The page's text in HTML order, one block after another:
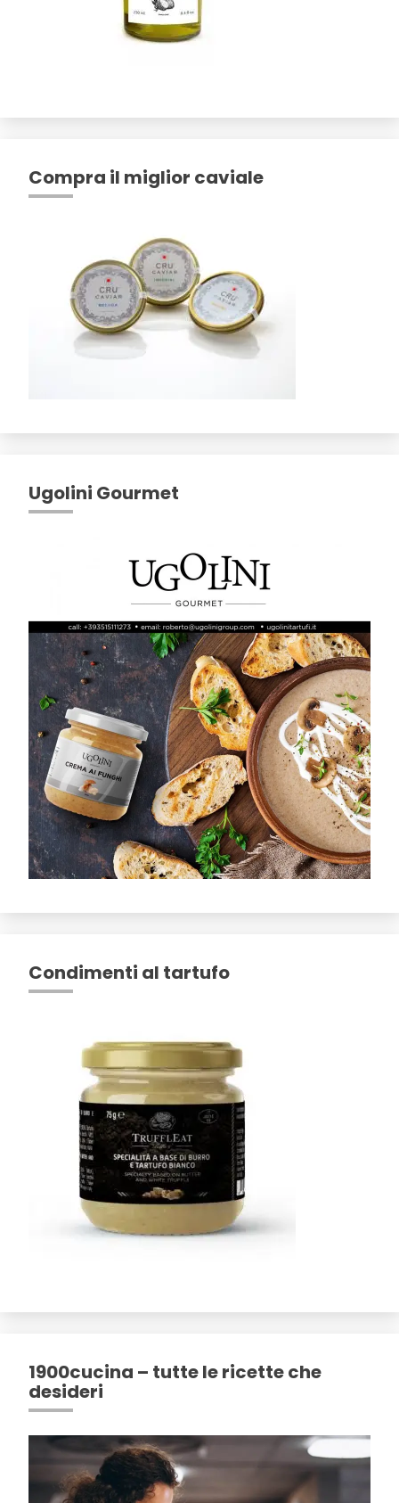
Compra il miglior caviale
Ugolini Gourmet
Condimenti al tartufo
1900cucina – tutte le ricette che
desideri